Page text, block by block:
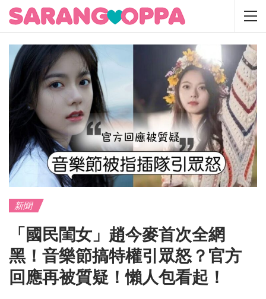
新聞
「國民閨女」趙今麥首次全網
黑！音樂節搞特權引眾怒？官方
回應再被質疑！懶人包看起！